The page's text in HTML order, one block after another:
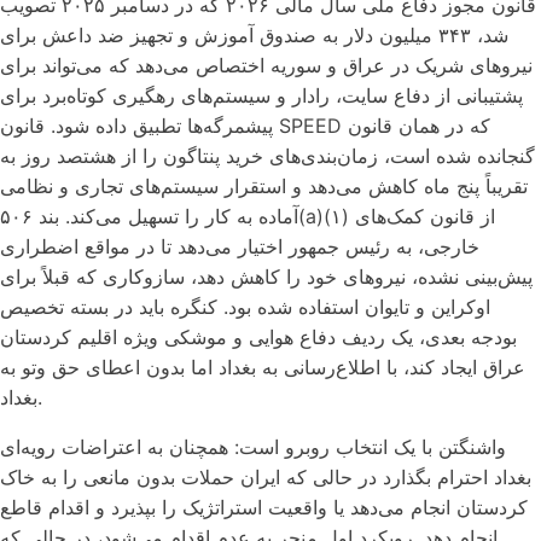
قانون مجوز دفاع ملی سال مالی ۲۰۲۶ که در دسامبر ۲۰۲۵ تصویب
شد، ۳۴۳ میلیون دلار به صندوق آموزش و تجهیز ضد داعش برای
نیروهای شریک در عراق و سوریه اختصاص می‌دهد که می‌تواند برای
پشتیبانی از دفاع سایت، رادار و سیستم‌های رهگیری کوتاه‌برد برای
پیشمرگه‌ها تطبیق داده شود. قانون SPEED که در همان قانون
گنجانده شده است، زمان‌بندی‌های خرید پنتاگون را از هشتصد روز به
تقریباً پنج ماه کاهش می‌دهد و استقرار سیستم‌های تجاری و نظامی
آماده به کار را تسهیل می‌کند. بند ۵۰۶(a)(۱) از قانون کمک‌های
خارجی، به رئیس جمهور اختیار می‌دهد تا در مواقع اضطراری
پیش‌بینی نشده، نیروهای خود را کاهش دهد، سازوکاری که قبلاً برای
اوکراین و تایوان استفاده شده بود. کنگره باید در بسته تخصیص
بودجه بعدی، یک ردیف دفاع هوایی و موشکی ویژه اقلیم کردستان
عراق ایجاد کند، با اطلاع‌رسانی به بغداد اما بدون اعطای حق وتو به
بغداد.
واشنگتن با یک انتخاب روبرو است: همچنان به اعتراضات رویه‌ای
بغداد احترام بگذارد در حالی که ایران حملات بدون مانعی را به خاک
کردستان انجام می‌دهد یا واقعیت استراتژیک را بپذیرد و اقدام قاطع